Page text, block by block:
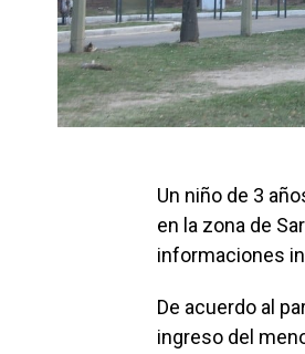
Un niño de 3
en la zona de
informaciones
De acuerdo al
ingreso del